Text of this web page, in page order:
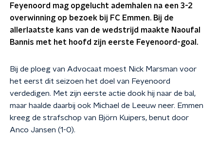
Feyenoord mag opgelucht ademhalen na een 3-2
overwinning op bezoek bij FC Emmen. Bij de
allerlaatste kans van de wedstrijd maakte Naoufal
Bannis met het hoofd zijn eerste Feyenoord-goal.
Bij de ploeg van Advocaat moest Nick Marsman voor
het eerst dit seizoen het doel van Feyenoord
verdedigen. Met zijn eerste actie dook hij naar de bal,
maar haalde daarbij ook Michael de Leeuw neer. Emmen
kreeg de strafschop van Björn Kuipers, benut door
Anco Jansen (1-0).